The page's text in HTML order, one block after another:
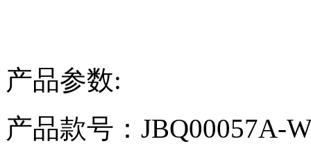
产品参数:
产品款号：JBQ00057A-